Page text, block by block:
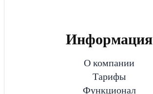
Информация
О компании
Тарифы
Функционал